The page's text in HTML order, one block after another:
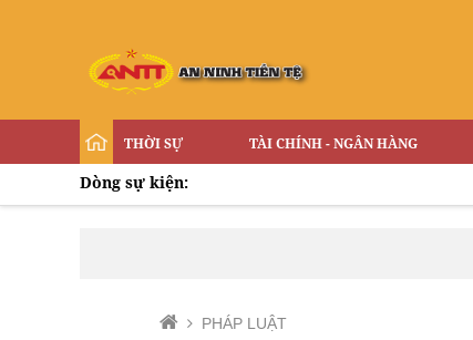
THỜI SỰ TÀI CHÍNH - NGÂN HÀNG
Dòng sự kiện:
PHÁP LUẬT